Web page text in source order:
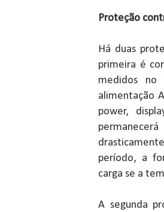
Proteção
Há duas
primeira é
medidos no
alimentação
power,
período, a
carga se a
A segunda